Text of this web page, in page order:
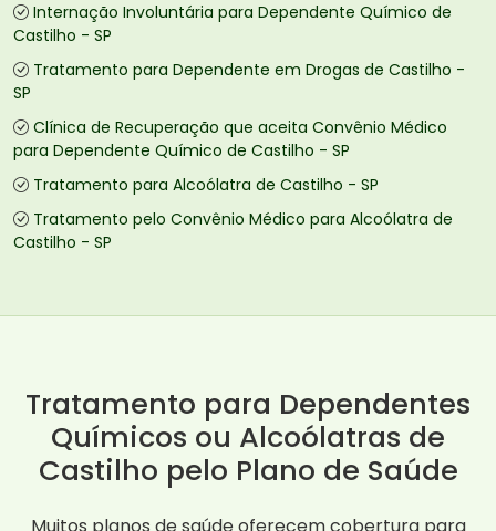
Internação Involuntária para Dependente Químico de
Castilho - SP
Tratamento para Dependente em Drogas de Castilho -
SP
Clínica de Recuperação que aceita Convênio Médico
para Dependente Químico de Castilho - SP
Tratamento para Alcoólatra de Castilho - SP
Tratamento pelo Convênio Médico para Alcoólatra de
Castilho - SP
Tratamento para Dependentes
Químicos ou Alcoólatras de
Castilho pelo Plano de Saúde